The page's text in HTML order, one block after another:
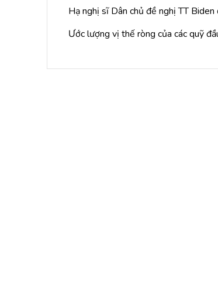
Hạ nghị sĩ Dân chủ đề nghị TT
Ước lượng vị thế ròng của các quỹ